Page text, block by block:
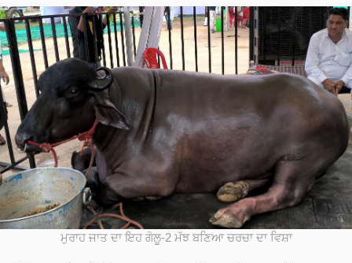
ਮੁਰਾਹ ਜਾਤ ਦਾ ਇਹ ਗੋਲੂ-2 ਮੱਝ ਬਣਿਆ ਚਰਚਾ ਦਾ ਵਿਸ਼ਾ